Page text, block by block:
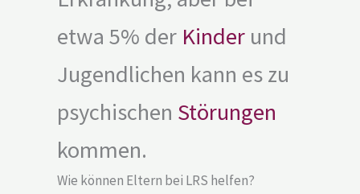
etwa 5% der Kinder und
Jugendlichen kann es zu
psychischen Störungen
kommen.
Wie können Eltern bei LRS helfen?